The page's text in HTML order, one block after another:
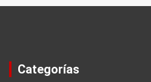
Categorías